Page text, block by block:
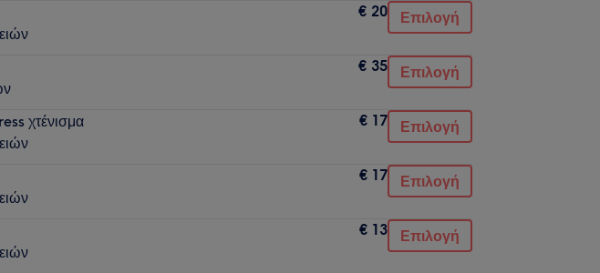
€ 20 Επιλογή
€ 35 Επιλογή
χτένισμα
€ 17 Επιλογή
€ 17 Επιλογή
€ 13 Επιλογή